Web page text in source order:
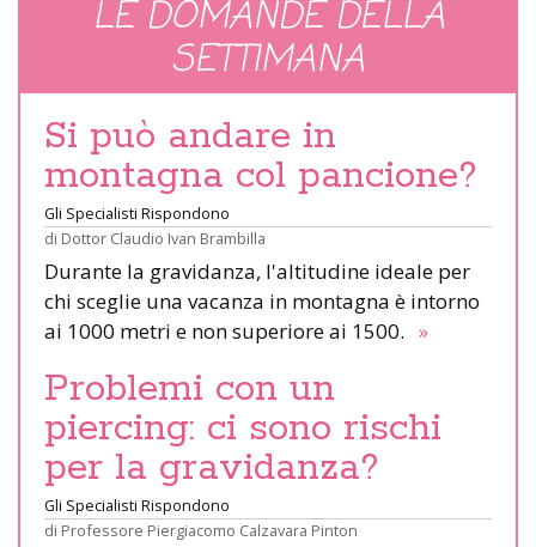
LE DOMANDE DELLA
SETTIMANA
Si può andare in
montagna col pancione?
Gli Specialisti Rispondono
di Dottor Claudio Ivan Brambilla
Durante la gravidanza, l'altitudine ideale per
chi sceglie una vacanza in montagna è intorno
ai 1000 metri e non superiore ai 1500. »
Problemi con un
piercing: ci sono rischi
per la gravidanza?
Gli Specialisti Rispondono
di Professore Piergiacomo Calzavara Pinton